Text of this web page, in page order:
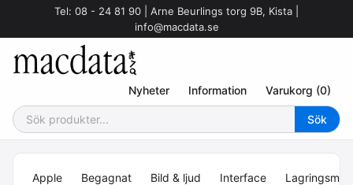
Tel: 08 - 24 81 90 | Arne Beurlings torg 9B, Kista |
info@macdata.se
Nyheter Information Varukorg (0)
Apple Begagnat Bild & ljud Interface